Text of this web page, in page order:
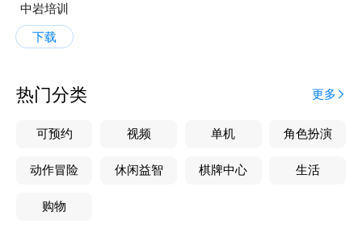
中岩培训
下载
热门分类 更多
可预约 视频 单机 角色扮演
动作冒险 休闲益智 棋牌中心 生活
购物